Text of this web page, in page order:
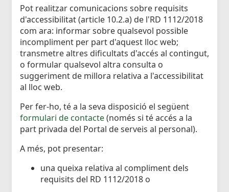
Pot realitzar comunicacions sobre requisits
d'accessibilitat (article 10.2.a) de l'RD 1112/2018
com ara: informar sobre qualsevol possible
incompliment per part d'aquest lloc web;
transmetre altres dificultats d'accés al contingut,
o formular qualsevol altra consulta o
suggeriment de millora relativa a l'accessibilitat
al lloc web.
Per fer-ho, té a la seva disposició el següent
formulari de contacte(només si té accés a la
part privada del Portal de serveis al personal).
A més, pot presentar:
una queixa relativa al compliment dels
requisits del RD 1112/2018 o